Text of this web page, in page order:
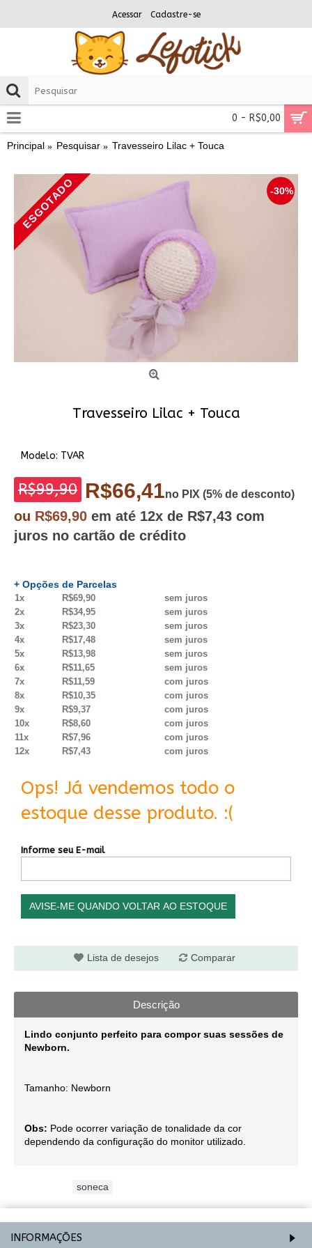
Acessar Cadastre-se
0 - R$0,00
Principal Pesquisar Travesseiro Lilac + Touca
-30%
ESGOTADO
Travesseiro Lilac + Touca
Modelo: TVAR
R$99,90 R$66,41no PIX (5% de desconto)
ou R$69,90 em até 12x de R$7,43 com
juros no cartão de crédito
+ Opções de Parcelas
1x R$69,90
sem juros
2x
R$34,95
sem juros
3x
R$23,30
sem juros
4x
R$17,48
sem juros
5x
R$13,98
sem juros
6x
R$11,65
sem juros
7x
R$11,59
com juros
8x
R$10,35
com juros
9x
R$9,37
com juros
10x
R$8,60
com juros
11x
R$7,96
com juros
12x
R$7,43 com juros
Ops! Já vendemos todo o
estoque desse produto. :(
Informe seu E-mail
AVISE-ME QUANDO VOLTAR AO ESTOQUE
Lista de desejos Comparar
Descrição
Lindo conjunto perfeito para compor suas sessões de
Newborn.
Tamanho: Newborn
Obs: Pode ocorrer variação de tonalidade da cor
dependendo da configuração do monitor utilizado.
soneca
INFORMAÇÕES